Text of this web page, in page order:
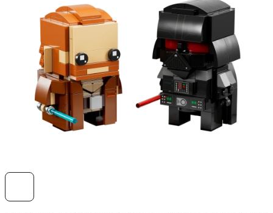
z
5
hvězdiček.